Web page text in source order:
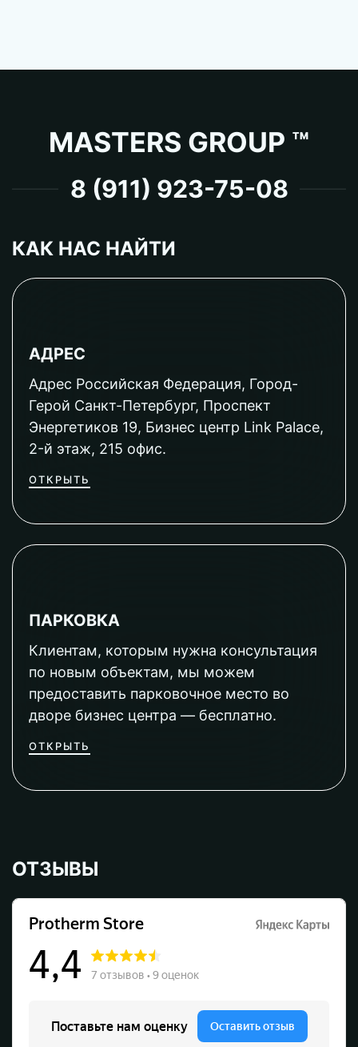
MASTERS GROUP ™
8 (911) 923-75-08
КАК НАС НАЙТИ
АДРЕС
Адрес Российская Федерация, Город-
Герой Санкт-Петербург, Проспект
Энергетиков 19, Бизнес центр Link Palace,
2-й этаж, 215 офис.
ОТКРЫТЬ
ПАРКОВКА
Клиентам, которым нужна консультация
по новым объектам, мы можем
предоставить парковочное место во
дворе бизнес центра — бесплатно.
ОТКРЫТЬ
ОТЗЫВЫ